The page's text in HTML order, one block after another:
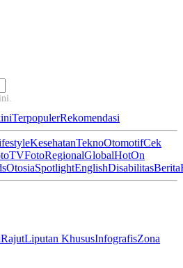
TerpopulerRekomendasi
KesehatanTeknoOtomotifCek
TVFotoRegionalGlobalHotOn
OtosiaSpotlightEnglishDisabilitasBerita
RajutLiputan KhususInfografisZona